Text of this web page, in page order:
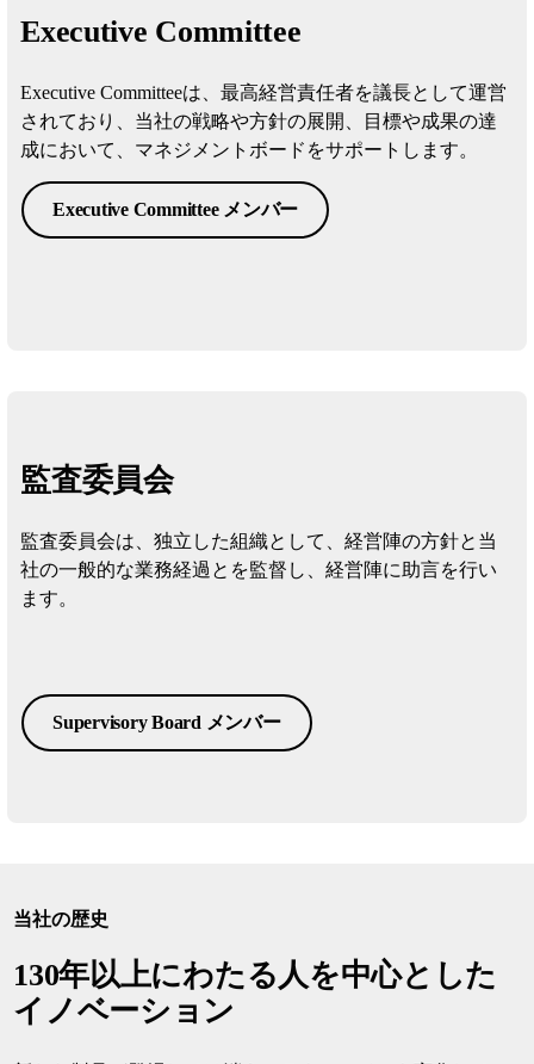
Executive Committee
Executive Committeeは、最高経営責任者を議長として運営
されており、当社の戦略や方針の展開、目標や成果の達
成において、マネジメントボードをサポートします。
Executive Committee メンバー
監査委員会
監査委員会は、独立した組織として、経営陣の方針と当
社の一般的な業務経過とを監督し、経営陣に助言を行い
ます。
Supervisory Board メンバー
当社の歴史
130年以上にわたる人を中心とした
イノベーション